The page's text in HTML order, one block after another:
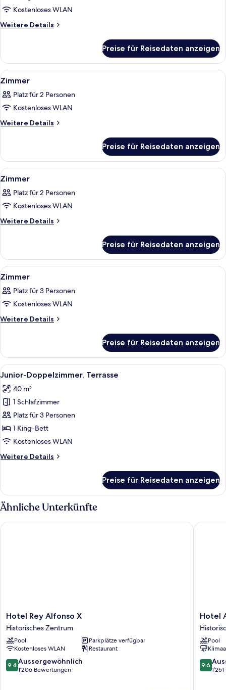
anzeigen
Kostenloses WLAN
Weitere Details
Weitere
Doppelzimmer,
Terrasse
Preise für Reisedaten anzeigen
Alle
Fotos
für
Zimmer
anzeigen
Ein Bett mit einem Holz-Kopfteil,
4
Zimmer
Platz für 2 Personen
Kostenloses WLAN
Weitere Details
Weitere
Preise für Reisedaten anzeigen
Alle
Fotos
für
Zimmer
anzeigen
Ein Schlafzimmer mit einem großen
8
Zimmer
Platz für 2 Personen
Kostenloses WLAN
Weitere Details
Weitere
Preise für Reisedaten anzeigen
Alle
Fotos
für
Zimmer
anzeigen
Ein ordentlich eingerichtetes
7
Zimmer
Platz für 3 Personen
Kostenloses WLAN
Weitere Details
Weitere
Preise für Reisedaten anzeigen
Alle
Fotos
für
Junior-
Doppelzimmer,
Terrasse
anzeigen
Ein ordentlich bezogenes Bett mit
6
Junior-Doppelzimmer, Terrasse
40 m²
1 Schlafzimmer
Platz für 3 Personen
1 King-Bett
Kostenloses WLAN
Weitere Details
Weitere
Doppelzimmer,
Terrasse
Preise für Reisedaten anzeigen
Ähnliche Unterkünfte
Hotel
Rey
Alfonso
X
Historisches
Zentrum
Hotel Rey Alfonso X
Historisches Zentrum
Pool
Parkplätze verfügbar
Kostenloses WLAN
Restaurant
9.4
von
9.4 Aussergewöhnlich
1’206 Bewertungen
Hotel Rey Alfonso X
Hotel
Sevilla
Hotel
Pool
9.6
von
9.6
Hotel